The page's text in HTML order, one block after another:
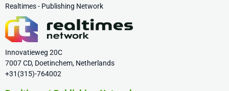
Realtimes - Publishing Network
Innovatieweg 20C
7007 CD, Doetinchem, Netherlands
+31(315)-764002